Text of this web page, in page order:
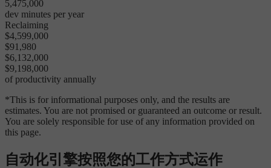
5,475,000
dev minutes per year
Reclaiming
$4,599,000
$91,980
$6,132,000
$9,198,000
of productivity annually
*This is for informational purposes only, and the results are
estimates. You are not promised or guaranteed an outcome or result.
You are solely responsible for use of any information provided on
this page.
自动化引擎按照您的工作方式运作